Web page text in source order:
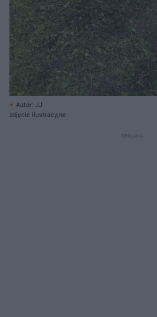
Autor: JJ
zdjęcie ilustracyjne